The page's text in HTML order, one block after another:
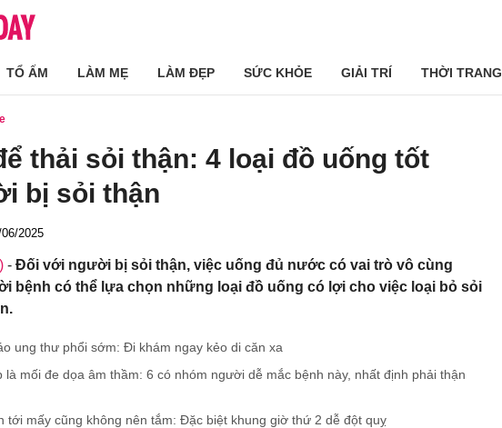
TỔ ẤM LÀM MẸ LÀM ĐẸP SỨC KHỎE GIẢI TRÍ THỜI TRANG
thải sỏi thận: 4 loại đồ uống tốt
bị sỏi thận
2025
- Đối với người bị sỏi thận, việc uống đủ nước có vai trò vô cùng
bệnh có thể lựa chọn những loại đồ uống có lợi cho việc loại bỏ sỏi
ung thư phổi sớm: Đi khám ngay kẻo di căn xa
là mối đe dọa âm thầm: 6 có nhóm người dễ mắc bệnh này, nhất định phải thận
tới mấy cũng không nên tắm: Đặc biệt khung giờ thứ 2 dễ đột quỵ